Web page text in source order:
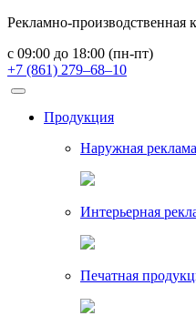
Рекламно-производственная
с 09:00 до 18:00 (пн-пт)
+7 (861) 279–68–10
Продукция
Наружная реклама
Интерьерная
Печатная